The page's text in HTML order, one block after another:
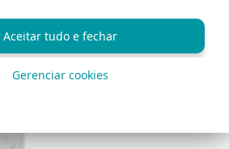
Aceitar tudo e fechar
Gerenciar cookies